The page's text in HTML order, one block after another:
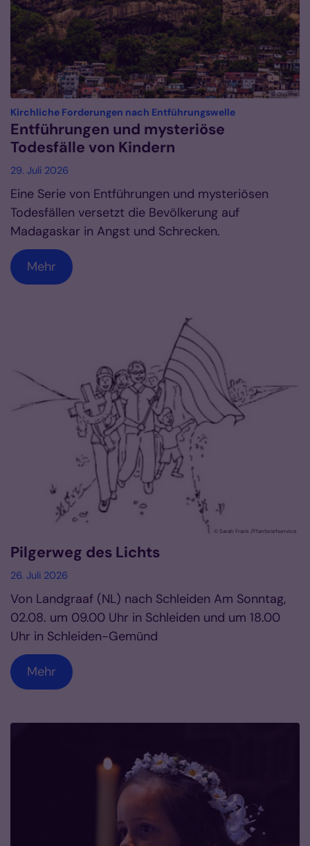
© Gulbins
Kirchliche Forderungen nach Entführungswelle:
Entführungen und mysteriöse
Todesfälle von Kindern
29. Juli 2026
Eine Serie von Entführungen und mysteriösen
Todesfällen versetzt die Bevölkerung auf
Madagaskar in Angst und Schrecken.
Mehr
© Sarah Frank /Pfarrbriefservice
Pilgerweg des Lichts
26. Juli 2026
Von Landgraaf (NL) nach Schleiden Am Sonntag,
02.08. um 09.00 Uhr in Schleiden und um 18.00
Uhr in Schleiden-Gemünd
Mehr